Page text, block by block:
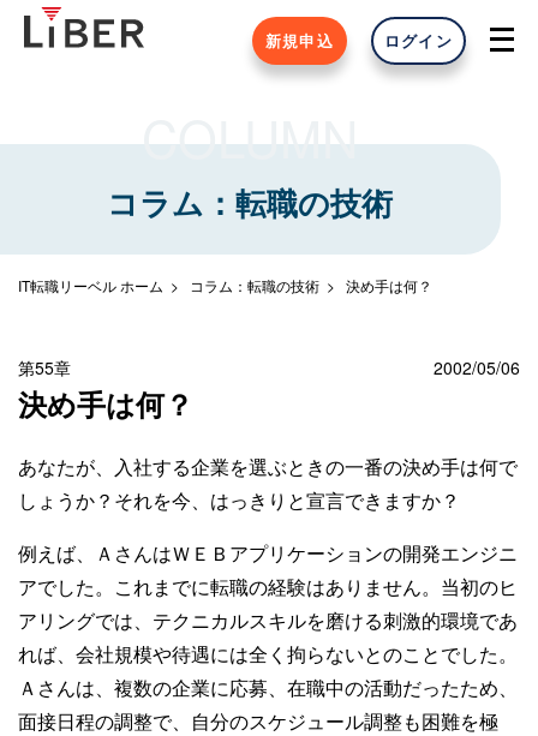
新規申込 ログイン
COLUMN
コラム：転職の技術
IT転職リーベル ホーム コラム：転職の技術 決め手は何？
第55章 2002/05/06
決め手は何？
あなたが、入社する企業を選ぶときの一番の決め手は何で
しょうか？それを今、はっきりと宣言できますか？
例えば、ＡさんはＷＥＢアプリケーションの開発エンジニ
アでした。これまでに転職の経験はありません。当初のヒ
アリングでは、テクニカルスキルを磨ける刺激的環境であ
れば、会社規模や待遇には全く拘らないとのことでした。
Ａさんは、複数の企業に応募、在職中の活動だったため、
面接日程の調整で、自分のスケジュール調整も困難を極